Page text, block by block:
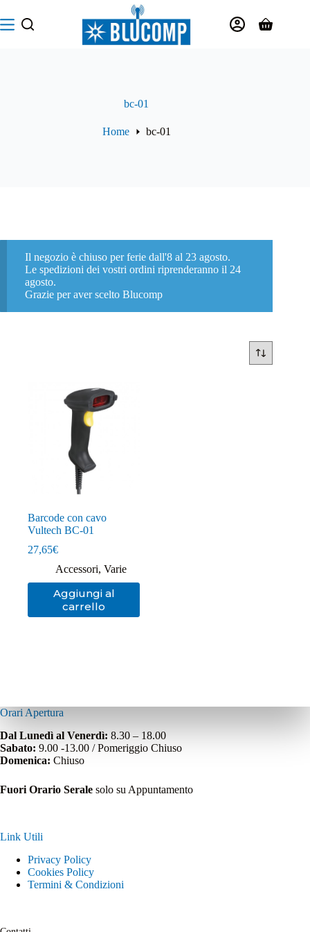
al
contenuto
Carrello
bc-01
Home bc-01
Il negozio è chiuso per ferie dall'8 al 23 agosto.
Le spedizioni dei vostri ordini riprenderanno il 24
agosto.
Grazie per aver scelto Blucomp
Barcode con cavo
Vultech BC-01
27,65€
Accessori, Varie
Aggiungi al
carrello
Orari Apertura
Dal Lunedì al Venerdì: 8.30 – 18.00
Sabato: 9.00 -13.00 / Pomeriggio Chiuso
Domenica: Chiuso
Fuori Orario Serale solo su Appuntamento
Link Utili
Privacy Policy
Cookies Policy
Termini & Condizioni